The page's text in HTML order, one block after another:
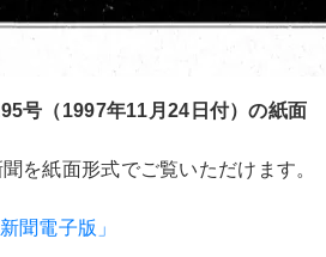
号（1997年11月24日付）の紙面
を紙面形式でご覧いただけます。
聞電子版」